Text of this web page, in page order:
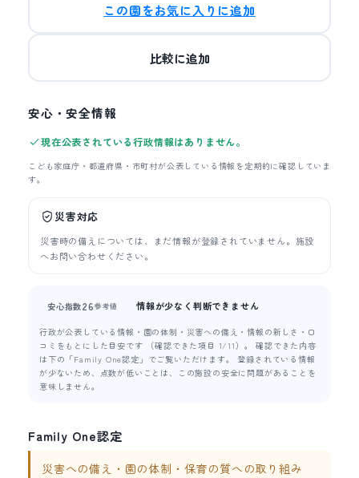
この園をお気に入りに追加
比較に追加
安心・安全情報
現在公表されている行政情報はありません。
こども家庭庁・都道府県・市町村が公表している情報を定期的に確認していま
す。
災害対応
災害時の備えについては、まだ情報が登録されていません。施設
へお問い合わせください。
安心指数26参考値 情報が少なく判断できません
行政が公表している情報・園の体制・災害への備え・情報の新しさ・口
コミをもとにした目安です （確認できた項目 1/11）。 確認できた内容
は下の「Family One認定」でご覧いただけます。 登録されている情報
が少ないため、点数が低いことは、この施設の安全に問題があることを
意味しません。
Family One認定
災害への備え・園の体制・保育の質への取り組み